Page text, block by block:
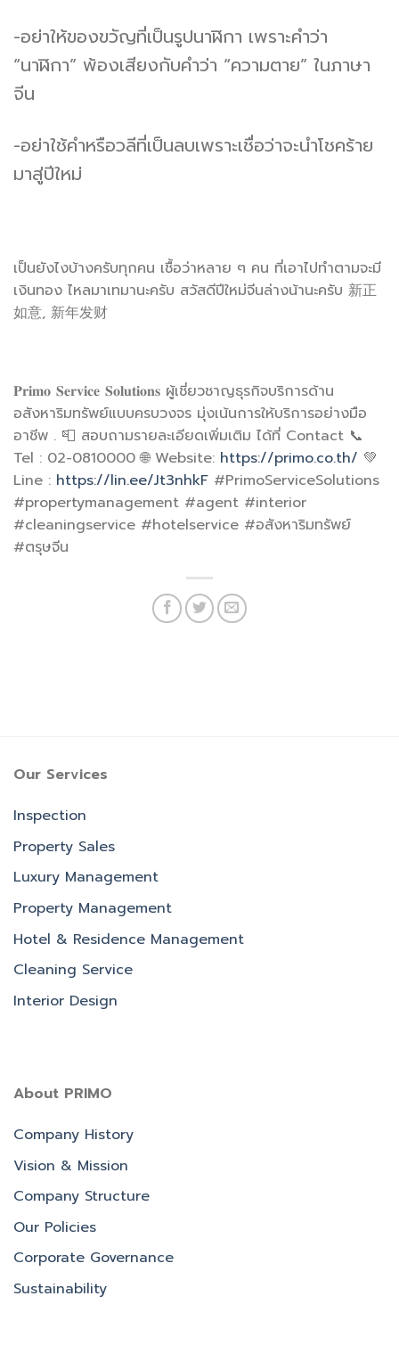
-อย่าให้ของขวัญที่เป็นรูปนาฬิกา เพราะคำว่า
“นาฬิกา” พ้องเสียงกับคำว่า “ความตาย” ในภาษา
จีน
-อย่าใช้คำหรือวลีที่เป็นลบเพราะเชื่อว่าจะนำโชคร้าย
มาสู่ปีใหม่
เป็นยังไงบ้างครับทุกคน เชื้อว่าหลาย ๆ คน ที่เอาไปทำตามจะมี
เงินทอง ไหลมาเทมานะครับ สวัสดีปีใหม่จีนล่างน้านะครับ 新正
如意, 新年发财
𝐏𝐫𝐢𝐦𝐨 𝐒𝐞𝐫𝐯𝐢𝐜𝐞 𝐒𝐨𝐥𝐮𝐭𝐢𝐨𝐧𝐬 ผู้เชี่ยวชาญธุรกิจบริการด้าน
อสังหาริมทรัพย์แบบครบวงจร มุ่งเน้นการให้บริการอย่างมือ
อาชีพ . 📮 สอบถามรายละเอียดเพิ่มเติม ได้ที่ Contact 📞
Tel : 02-0810000 🌐 Website: https://primo.co.th/ 💚
Line : https://lin.ee/Jt3nhkF #PrimoServiceSolutions
#propertymanagement #agent #interior
#cleaningservice #hotelservice #อสังหาริมทรัพย์
#ตรุษจีน
Our Services
Inspection
Property Sales
Luxury Management
Property Management
Hotel & Residence Management
Cleaning Service
Interior Design
About PRIMO
Company History
Vision & Mission
Company Structure
Our Policies
Corporate Governance
Sustainability